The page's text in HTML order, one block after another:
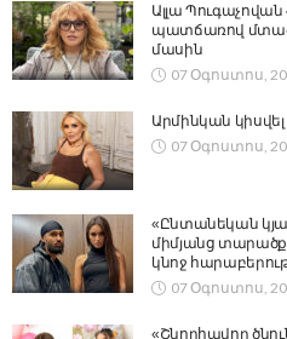
Ալլա
պատճառով
մասին
07 Օգոստոս,
Արմինկան
07 Օգոստոս,
«Ընտանեկան
միմյանց տարածք
կնոջ
07 Օգոստոս,
«Շնորհավոր